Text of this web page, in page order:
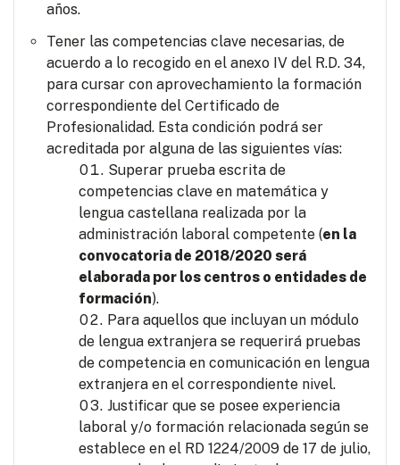
años.
Tener las competencias clave necesarias, de
acuerdo a lo recogido en el anexo IV del R.D. 34,
para cursar con aprovechamiento la formación
correspondiente del Certificado de
Profesionalidad. Esta condición podrá ser
acreditada por alguna de las siguientes vías:
Superar prueba escrita de
competencias clave en matemática y
lengua castellana realizada por la
administración laboral competente (en la
convocatoria de 2018/2020 será
elaborada por los centros o entidades de
formación).
Para aquellos que incluyan un módulo
de lengua extranjera se requerirá pruebas
de competencia en comunicación en lengua
extranjera en el correspondiente nivel.
Justificar que se posee experiencia
laboral y/o formación relacionada según se
establece en el RD 1224/2009 de 17 de julio,